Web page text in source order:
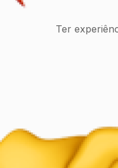
Ter